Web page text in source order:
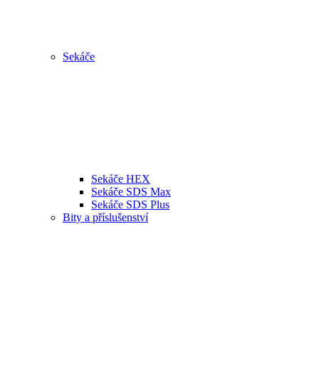
Sekáče
Sekáče HEX
Sekáče SDS Max
Sekáče SDS Plus
Bity a příslušenství